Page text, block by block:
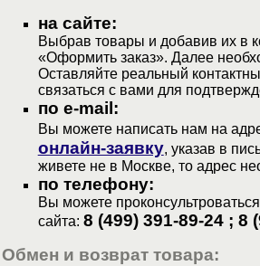
на сайте:
Выбрав товары и добавив их в
«Оформить заказ». Далее
Оставляйте реальный
связаться с вами для
по e-mail:
Вы можете написать нам на
онлайн-заявку, указав в
живете не в Москве, то адрес
по телефону:
Вы можете
сайта: 8 (499) 391-89-24 ; 8
Обмен и возврат товара: